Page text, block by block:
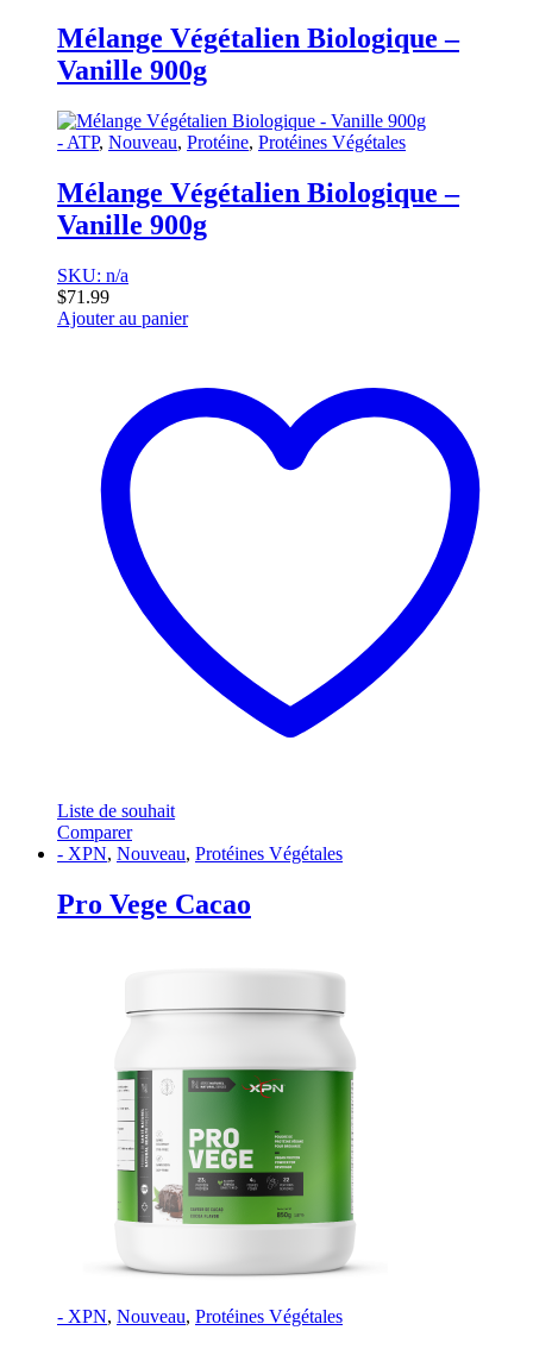
Mélange Végétalien Biologique –
Vanille 900g
- ATP, Nouveau, Protéine, Protéines Végétales
Mélange Végétalien Biologique –
Vanille 900g
SKU: n/a
$71.99
Ajouter au panier
Liste de souhait
Comparer
- XPN, Nouveau, Protéines Végétales
Pro Vege Cacao
- XPN, Nouveau, Protéines Végétales